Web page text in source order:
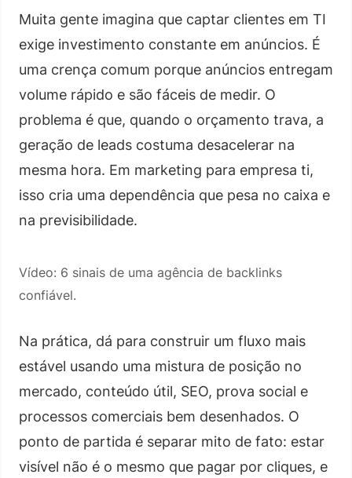
Muita gente imagina que captar clientes em TI
exige investimento constante em anúncios. É
uma crença comum porque anúncios entregam
volume rápido e são fáceis de medir. O
problema é que, quando o orçamento trava, a
geração de leads costuma desacelerar na
mesma hora. Em marketing para empresa ti,
isso cria uma dependência que pesa no caixa e
na previsibilidade.
Vídeo: 6 sinais de uma agência de backlinks
confiável.
Na prática, dá para construir um fluxo mais
estável usando uma mistura de posição no
mercado, conteúdo útil, SEO, prova social e
processos comerciais bem desenhados. O
ponto de partida é separar mito de fato: estar
visível não é o mesmo que pagar por cliques, e